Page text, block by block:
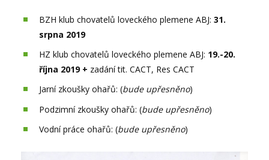
BZH klub chovatelů loveckého plemene ABJ: 31.
srpna 2019
HZ klub chovatelů loveckého plemene ABJ: 19.-20.
října 2019 + zadání tit. CACT, Res CACT
Jarní zkoušky ohařů: (bude upřesněno)
Podzimní zkoušky ohařů: (bude upřesněno)
Vodní práce ohařů: (bude upřesněno)